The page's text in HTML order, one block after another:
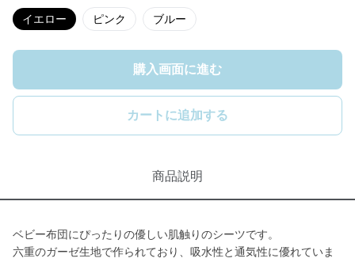
イエロー ピンク ブルー
購入画面に進む
カートに追加する
商品説明
ベビー布団にぴったりの優しい肌触りのシーツです。
六重のガーゼ生地で作られており、吸水性と通気性に優れていま